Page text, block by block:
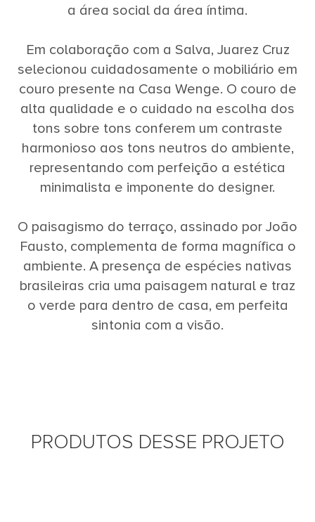
a área social da área íntima.
Em colaboração com a Salva, Juarez Cruz
selecionou cuidadosamente o mobiliário em
couro presente na Casa Wenge. O couro de
alta qualidade e o cuidado na escolha dos
tons sobre tons conferem um contraste
harmonioso aos tons neutros do ambiente,
representando com perfeição a estética
minimalista e imponente do designer.
O paisagismo do terraço, assinado por João
Fausto, complementa de forma magnífica o
ambiente. A presença de espécies nativas
brasileiras cria uma paisagem natural e traz
o verde para dentro de casa, em perfeita
sintonia com a visão.
PRODUTOS DESSE PROJETO